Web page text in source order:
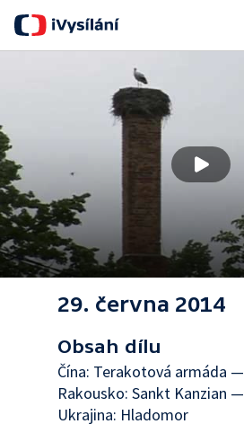
29. června 2014
Obsah dílu
Čína: Terakotová armáda —
Rakousko: Sankt Kanzian —
Ukrajina: Hladomor